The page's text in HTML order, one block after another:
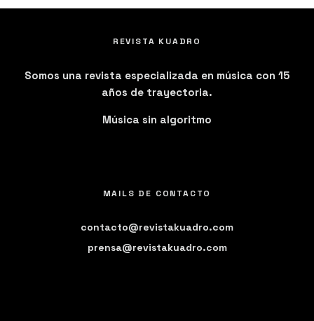
REVISTA KUADRO
Somos una revista especializada en música con 15
años de trayectoria.
Música sin algoritmo
MAILS DE CONTACTO
contacto@revistakuadro.com
prensa@revistakuadro.com